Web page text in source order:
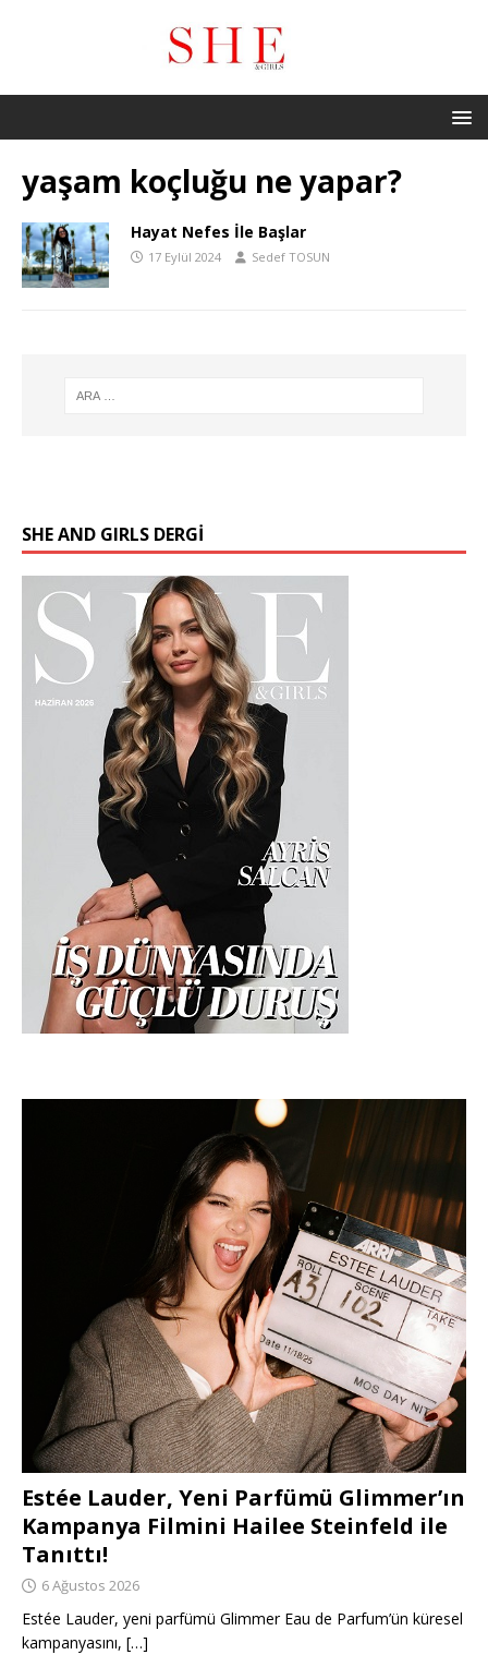
yaşam koçluğu ne yapar?
Hayat Nefes İle Başlar
17 Eylül 2024 Sedef TOSUN
SHE AND GIRLS DERGİ
Estée Lauder, Yeni Parfümü Glimmer’ın
Kampanya Filmini Hailee Steinfeld ile
Tanıttı!
6 Ağustos 2026
Estée Lauder, yeni parfümü Glimmer Eau de Parfum’ün küresel
kampanyasını, […]